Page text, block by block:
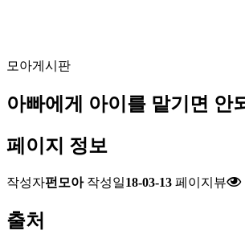
모아게시판
아빠에게 아이를 맡기면 안
페이지 정보
작성자펀모아 작성일18-03-13 페이지뷰
출처